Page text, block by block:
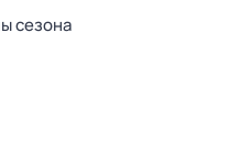
сезона